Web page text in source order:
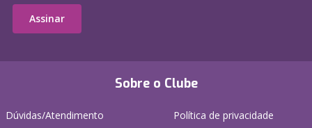
Sobre o Clube
Dúvidas/Atendimento
Política de privacidade
Assinar